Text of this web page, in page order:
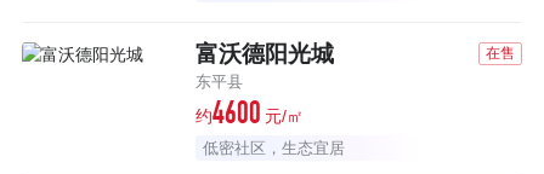
富沃德阳光城 在售
东平县
约4600 元/㎡
低密社区，生态宜居